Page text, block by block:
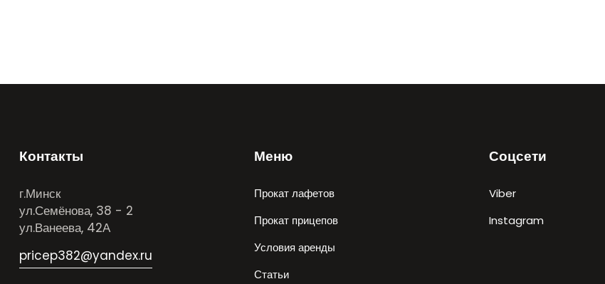
Контакты
г.Минск
ул.Семёнова, 38 - 2
ул.Ванеева, 42А
pricep382@yandex.ru
Меню
Прокат лафетов
Прокат прицепов
Условия аренды
Статьи
Соцсети
Viber
Instagram